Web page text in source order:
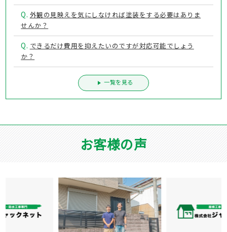
Q. 外観の見映えを気にしなければ塗装をする必要はありま
せんか？
Q. できるだけ費用を抑えたいのですが対応可能でしょう
か？
一覧を見る
お客様の声